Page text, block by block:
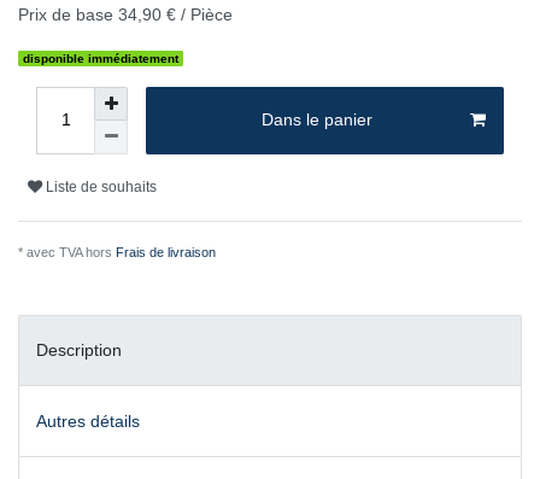
Prix de base 34,90 € / Pièce
disponible immédiatement
Dans le panier
Liste de souhaits
* avec TVA hors Frais de livraison
Description
Autres détails